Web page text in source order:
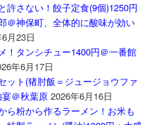
許さない！餃子定食(9個)1250円
＠神保町、全体的に酸味が効い
月23日
！タンシチュー1400円＠一番館
年6月17日
ット(猪肘飯＝ジュージョウファ
＠秋葉原 2026年6月16日
ら粉から作るラーメン！お米も